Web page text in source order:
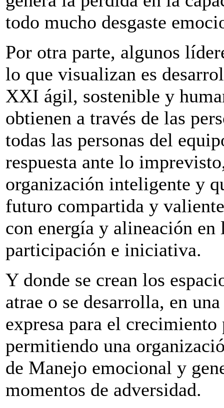
todo mucho desgaste
Por otra parte, algunos
lo que visualizan es
XXI ágil, sostenible y
obtienen a través de las
todas las personas del
respuesta ante lo
organización inteligente y
futuro compartida y
con energía y alineación
participación e iniciativa.
Y donde se crean los
atrae o se desarrolla, en
expresa para el crecimiento
permitiendo una
de Manejo emocional y
momentos de adversidad.